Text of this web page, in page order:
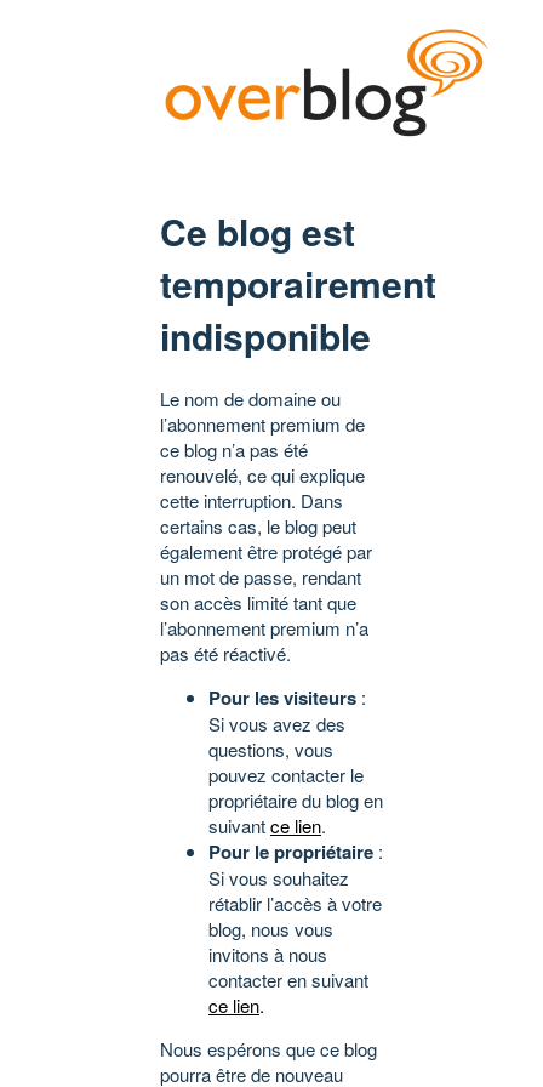
Ce blog est
temporairement
indisponible
Le nom de domaine ou
l’abonnement premium de
ce blog n’a pas été
renouvelé, ce qui explique
cette interruption. Dans
certains cas, le blog peut
également être protégé par
un mot de passe, rendant
son accès limité tant que
l’abonnement premium n’a
pas été réactivé.
Pour les visiteurs :
Si vous avez des
questions, vous
pouvez contacter le
propriétaire du blog en
suivantce lien.
Pour le propriétaire :
Si vous souhaitez
rétablir l’accès à votre
blog, nous vous
invitons à nous
contacter en suivant
ce lien.
Nous espérons que ce blog
pourra être de nouveau